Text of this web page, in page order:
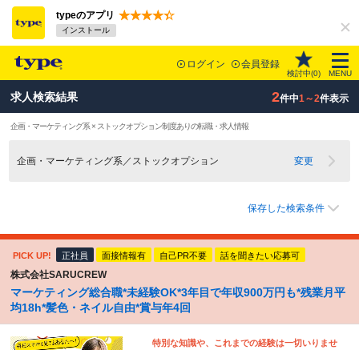
typeのアプリ
インストール
ログイン 会員登録
検討中(0) MENU
求人検索結果 2件中1～2件表示
企画・マーケティング系 × ストックオプション制度ありの転職・求人情報
企画・マーケティング系／ストックオプション 変更
保存した検索条件
PICK UP! 正社員 面接情報有 自己PR不要 話を聞きたい応募可
株式会社SARUCREW
マーケティング総合職*未経験OK*3年目で年収900万円も*残業月平
均18h*髪色・ネイル自由*賞与年4回
特別な知識や、これまでの経験は一切いりませ